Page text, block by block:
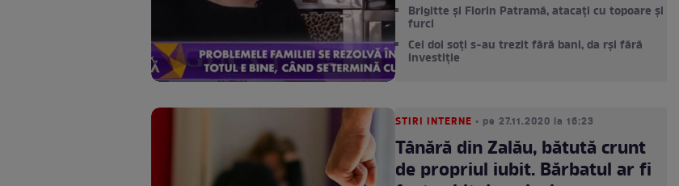
Brigitte și Florin Patramă, atacați cu topoare și
furci
Cei doi soți s-au trezit fără bani, da rși fără
investiție
STIRI INTERNE • pe 27.11.2020 la 16:23
Tânără din Zalău, bătută crunt
de propriul iubit. Bărbatul ar fi